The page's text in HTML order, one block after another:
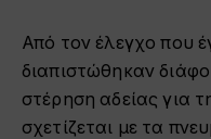
Από τον έλεγχο που
διαπιστώθηκαν
στέρηση αδείας για
σχετίζεται με τα